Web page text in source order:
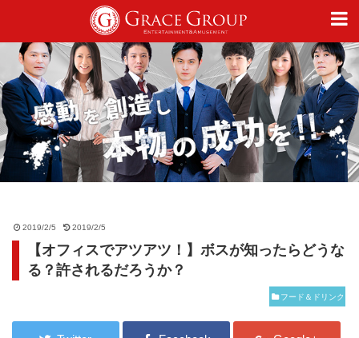
2019/2/5 2019/2/5
【オフィスでアツアツ！】ボスが知ったらどうな
る？許されるだろうか？
フード＆ドリンク
仕事
趣味
ライフスタイル